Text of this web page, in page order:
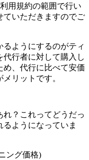
用規約の範囲で行い
ていただきますのでご
ようにするのがティ
行者に対して購入し
、代行に比べて安価
リットです。
？これってどうだっ
ようになっていま
ング価格)